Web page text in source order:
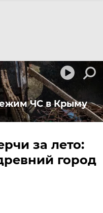
ЧС в Крыму
за лето:
город